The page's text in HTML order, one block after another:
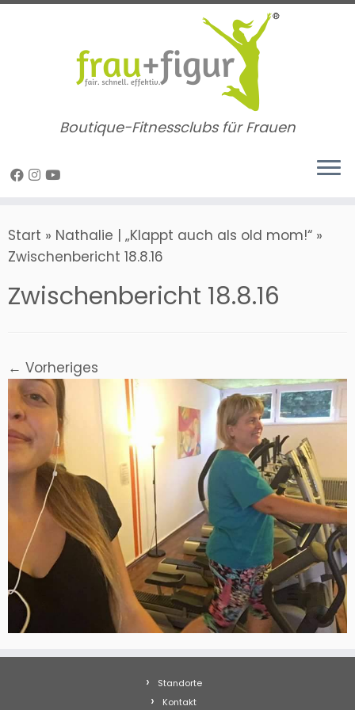
Zum
Boutique-Fitnessclubs für Frauen
Start » Nathalie | „Klappt auch als old mom!“ »
Zwischenbericht 18.8.16
Zwischenbericht 18.8.16
← Vorheriges
Standorte
Kontakt